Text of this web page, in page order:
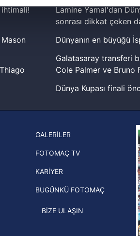
üçüncü kişilere ait çerezler
bilgi toplumu hizmetlerinin
ve kişiselleştirilmesi ve sizlere yönelik
dahilinde kullanılacaktır.
Çerezlere ilişkin detaylı bilgi için
Metnimizi okumak ve sitemizde
ihtimali!
dış
3. Ön
belli
Lamine Yamal'dan
sonrası dikkat çeken
Dünyanın en büyüğü
Galatasaray transferi
Cole Palmer ve Bruno
Dünya Kupası finali
şampiyonluk yüzüğü
Hernan Crespo,
ekiplerinden Atlas'ın
direktörü oldu
GALERİLER
FOTOMAÇ TV
KARİYER
BUGÜNKÜ FOTOMAÇ
BİZE ULAŞIN